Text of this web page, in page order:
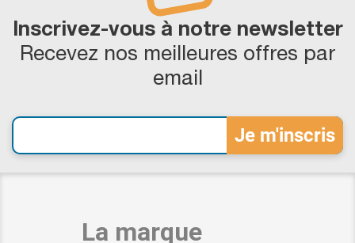
Inscrivez-vous à notre newsletter
Recevez nos meilleures offres par
email